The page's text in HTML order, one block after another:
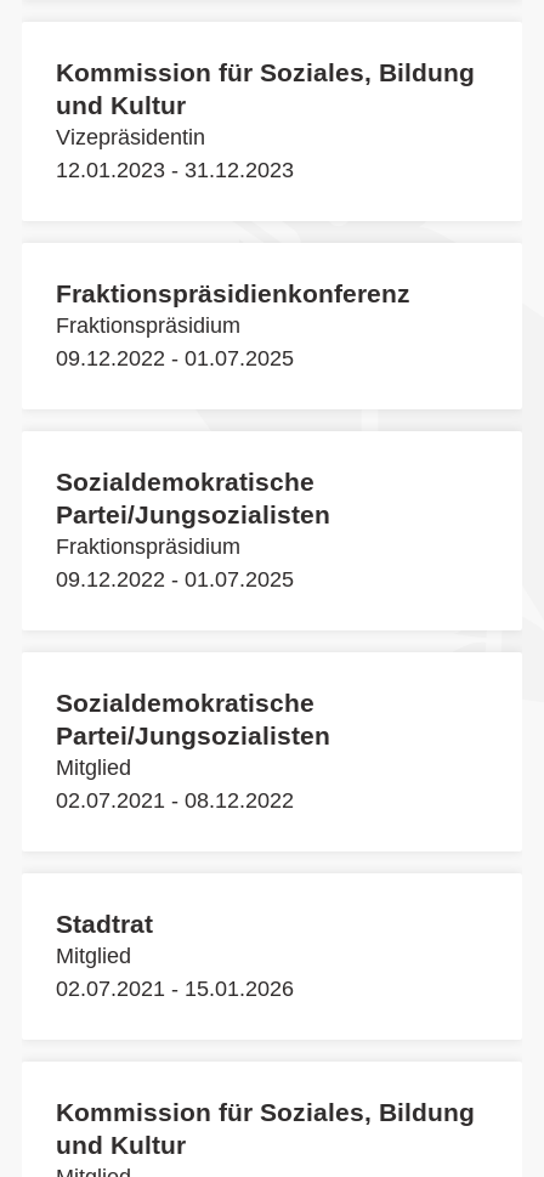
Kommission für Soziales, Bildung
und Kultur
Vizepräsidentin
12.01.2023 - 31.12.2023
Fraktionspräsidienkonferenz
Fraktionspräsidium
09.12.2022 - 01.07.2025
Sozialdemokratische
Partei/Jungsozialisten
Fraktionspräsidium
09.12.2022 - 01.07.2025
Sozialdemokratische
Partei/Jungsozialisten
Mitglied
02.07.2021 - 08.12.2022
Stadtrat
Mitglied
02.07.2021 - 15.01.2026
Kommission für Soziales, Bildung
und Kultur